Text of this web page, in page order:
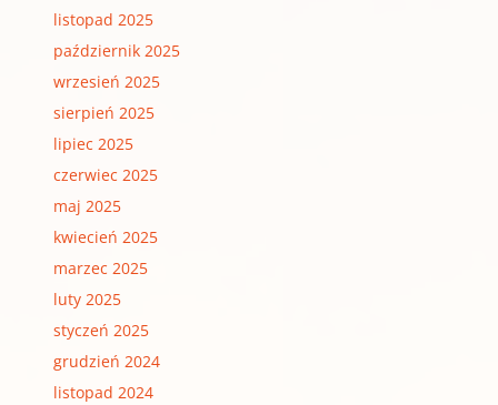
listopad 2025
październik 2025
wrzesień 2025
sierpień 2025
lipiec 2025
czerwiec 2025
maj 2025
kwiecień 2025
marzec 2025
luty 2025
styczeń 2025
grudzień 2024
listopad 2024